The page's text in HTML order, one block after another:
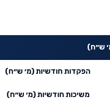
ש״ח)
הפקדות חודשיות (מ׳ ש״ח)
משיכות חודשיות (מ׳ ש״ח)